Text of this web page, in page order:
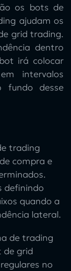
os bots de
ajudam os
grid trading.
dentro
irá colocar
intervalos
desse
trading
compra e
definindo
quando a
lateral.
de trading
de grid
no